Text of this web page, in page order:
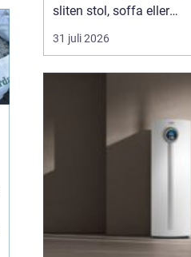
sliten stol, soffa eller
fåtölj slängas, säljas
billigt eller renoveras?
möbelrenovering istället
för nyköp. Resultatet blir
ofta både mer personligt,
31 juli 2026